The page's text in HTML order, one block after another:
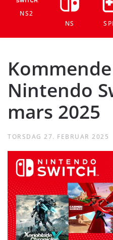
NS2
NS
Nintendo
mars 2025
TORSDAG 27. FEBRUAR 2025